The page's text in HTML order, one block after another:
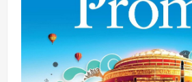
本條約定不因本合約終止而失效。
五、聲明保證
會員聲明並保證會員於使用本系統時
作物，會員享有所有權或經合法授權。